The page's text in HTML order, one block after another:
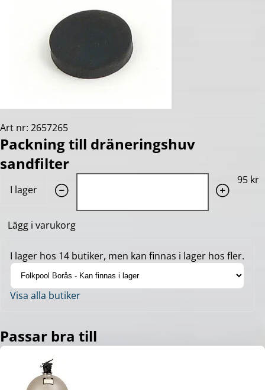
Art nr: 2657265
Packning till dräneringshuv
sandfilter
I lager
95 kr
Lägg i varukorg
I lager hos 14 butiker, men kan finnas i lager hos fler.
Visa alla butiker
Passar bra till